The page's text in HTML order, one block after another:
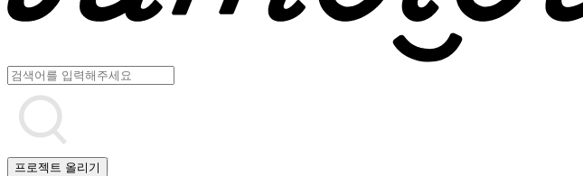
프로젝트 올리기